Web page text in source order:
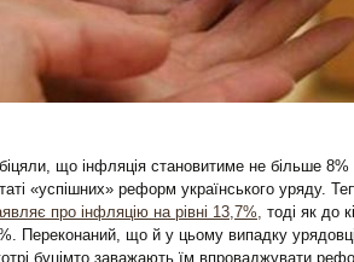
що інфляція становитиме не більше
«успішних» реформ українського уряду.
про інфляцію на рівні 13,7%, тоді як до
Переконаний, що й у цьому випадку
буцімто заважають їм впроваджувати